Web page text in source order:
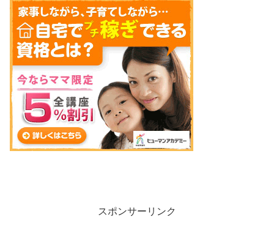
スポンサーリンク